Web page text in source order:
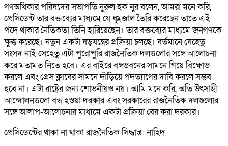
গণঅধিকার পরিষদের সভাপতি নুরুল হক নুর বলেন, আমরা মনে করি,
প্রেসিডেন্ট তার বক্তব্যের মাধ্যমে যে ধুম্রজাল তৈরি করেছেন তাতে এই
পদে থাকার নৈতিকতা তিনি হারিয়েছেন। তার বক্তব্যের মাধ্যমে জনগণকে
ক্ষুব্ধ করেছে। নতুন একটা ষড়যন্ত্রের প্রক্রিয়া চলছে। বর্তমানে যেহেতু
সংসদ নাই সেহেতু এটা পুরোপুরি রাজনৈতিক দলগুলোর সঙ্গে আলোচনা
করে মতামত নিতে হবে। এর বাইরে বঙ্গভবনের সামনে গিয়ে বিক্ষোভ
করলে এবং প্রেস ক্লাবের সামনে দাঁড়িয়ে পদত্যাগের দাবি করলে সম্ভব
হবে না। এটা রাষ্ট্রের জন্য শোভনীয়ও নয়। আমি মনে করি, অতি উৎসাহী
আন্দোলনগুলো বন্ধ হওয়া দরকার এবং সরকারের রাজনৈতিক দলগুলোর
সঙ্গে আলাপ-আলোচনার মাধ্যমে একটা প্রক্রিয়া বের করা দরকার।
প্রেসিডেন্টের থাকা না থাকা রাজনৈতিক সিদ্ধান্ত: নাহিদ